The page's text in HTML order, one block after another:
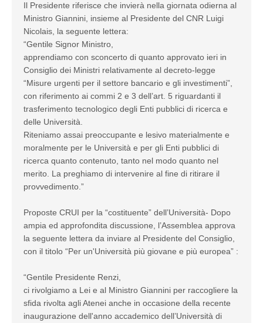
Il Presidente riferisce che invierà nella giornata odierna al
Ministro Giannini, insieme al Presidente del CNR Luigi
Nicolais, la seguente lettera:
“Gentile Signor Ministro,
apprendiamo con sconcerto di quanto approvato ieri in
Consiglio dei Ministri relativamente al decreto-legge
“Misure urgenti per il settore bancario e gli investimenti”,
con riferimento ai commi 2 e 3 dell’art. 5 riguardanti il
trasferimento tecnologico degli Enti pubblici di ricerca e
delle Università.
Riteniamo assai preoccupante e lesivo materialmente e
moralmente per le Università e per gli Enti pubblici di
ricerca quanto contenuto, tanto nel modo quanto nel
merito. La preghiamo di intervenire al fine di ritirare il
provvedimento.”
Proposte CRUI per la “costituente” dell’Università- Dopo
ampia ed approfondita discussione, l’Assemblea approva
la seguente lettera da inviare al Presidente del Consiglio,
con il titolo “Per un'Università più giovane e più europea” :
“Gentile Presidente Renzi,
ci rivolgiamo a Lei e al Ministro Giannini per raccogliere la
sfida rivolta agli Atenei anche in occasione della recente
inaugurazione dell'anno accademico dell’Università di